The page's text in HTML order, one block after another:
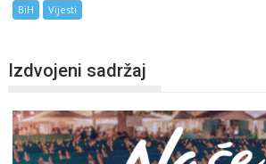
BiH Vijesti
Izdvojeni sadržaj